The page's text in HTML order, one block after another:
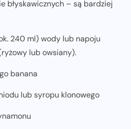
błyskawicznych – są bardziej
240 ml)wody lub napoju
lub owsiany).
banana
lub syropu klonowego